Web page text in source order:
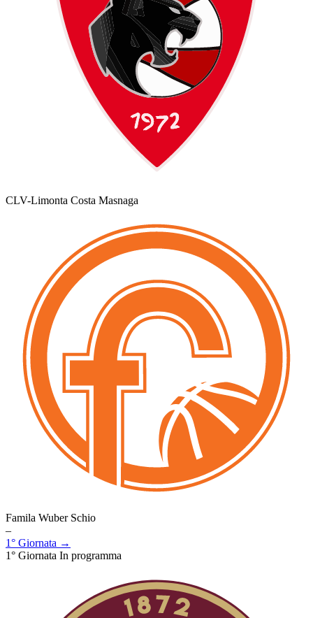
CLV-Limonta Costa Masnaga
Famila Wuber Schio
–
1° Giornata →
1° Giornata In programma